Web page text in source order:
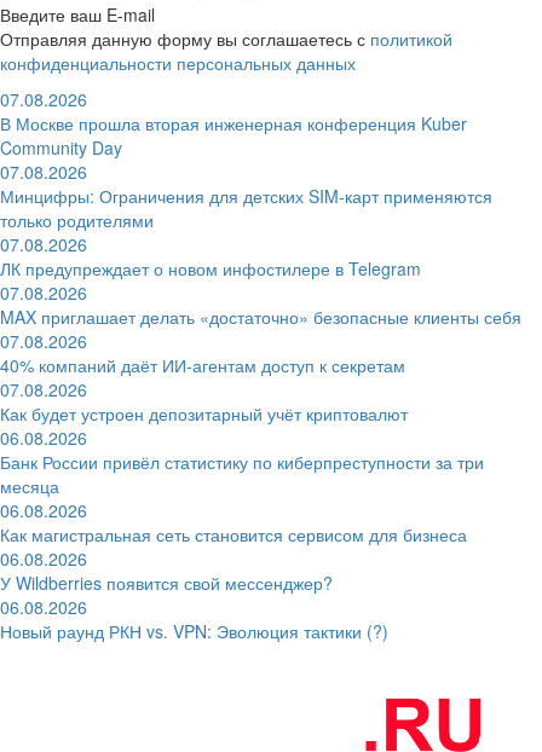
Введите ваш E-mail
Отправляя данную форму вы соглашаетесь с политикой
конфиденциальности персональных данных
07.08.2026
В Москве прошла вторая инженерная конференция Kuber
Community Day
07.08.2026
Минцифры: Ограничения для детских SIM-карт применяются
только родителями
07.08.2026
ЛК предупреждает о новом инфостилере в Telegram
07.08.2026
MAX приглашает делать «достаточно» безопасные клиенты себя
07.08.2026
40% компаний даёт ИИ‑агентам доступ к секретам
07.08.2026
Как будет устроен депозитарный учёт криптовалют
06.08.2026
Банк России привёл статистику по киберпреступности за три
месяца
06.08.2026
Как магистральная сеть становится сервисом для бизнеса
06.08.2026
У Wildberries появится свой мессенджер?
06.08.2026
Новый раунд РКН vs. VPN: Эволюция тактики (?)